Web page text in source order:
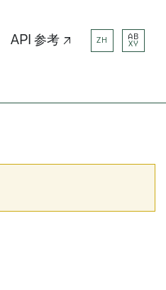
API 参考 ↗ ZH
AB
XY